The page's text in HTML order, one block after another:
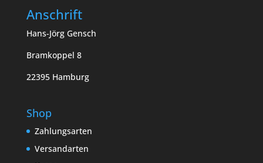
Anschrift
Hans-Jörg Gensch
Bramkoppel 8
22395 Hamburg
Shop
Zahlungsarten
Versandarten